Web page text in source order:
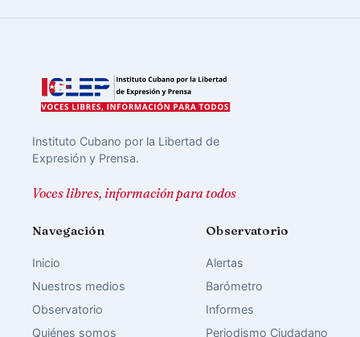
Instituto Cubano por la Libertad de
Expresión y Prensa.
Voces libres, información para todos
Navegación
Inicio
Nuestros medios
Observatorio
Quiénes somos
Observatorio
Alertas
Barómetro
Informes
Periodismo Ciudadano